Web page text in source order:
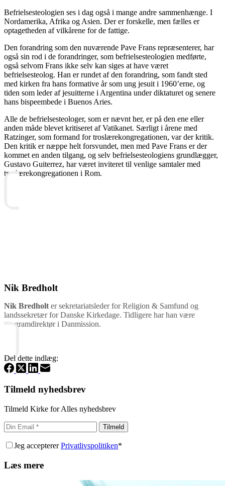
Befrielsesteologien ses i dag også i mange andre sammenhænge. I
Nordamerika, Afrika og Asien. Der er forskelle, men fælles er
optagetheden af vilkårene for de fattige.
Den forandring som den nuværende Pave Frans repræsenterer, har
også sin rod i de forandringer, som befrielsesteologien medførte,
også selvom Frans ikke selv kan siges at have været
befrielsesteolog. Han er rundet af den forandring, som fandt sted
med kirken fra hans formative år som ung jesuit i 1960’erne, og
tiden som leder af jesuitterne i Argentina under diktaturet og senere
hans bispeembede i Buenos Aries.
Alle de befrielsesteologer, som er nævnt her, er på den ene eller
anden måde blevet kritiseret af Vatikanet. Særligt i årene med
Ratzinger, som formand for troslærekongregationen, var der kritik.
Den kritik er næppe helt forsvundet, men med Pave Frans er der
kommet en anden tilgang, og selv befrielsesteologiens grundlægger,
Gustavo Guiterrez, har været inviteret til venlige samtaler med
troslærekongregationen i Rom.
Nik Bredholt
Nik Bredholt er sekretariatsleder for Religion & Samfund og
landssekretær for Danske Kirkedage. Tidligere har han være
programdirektør i Danmission.
Del dette indlæg:
Tilmeld nyhedsbrev
Tilmeld Kirke for Alles nyhedsbrev
Tilmeld
Jeg acceptererPrivatlivspolitiken*
Læs mere